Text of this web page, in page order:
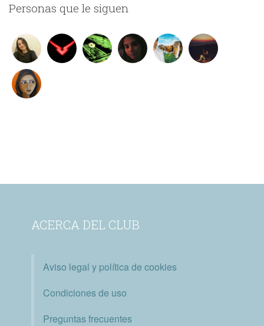
Personas que le siguen
ACERCA DEL CLUB
Aviso legal y política de cookies
Condiciones de uso
Preguntas frecuentes